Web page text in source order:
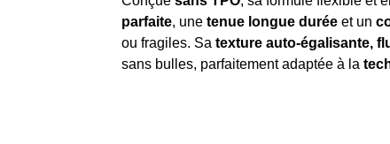
parfaite, une tenue longue duréeet un
ou fragiles. Sa texture auto-égalisante,
sans bulles, parfaitement adaptée à la